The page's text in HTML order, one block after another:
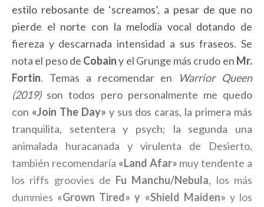
estilo rebosante de ‘screamos’, a pesar de que no
pierde el norte con la melodía vocal dotando de
fiereza y descarnada intensidad a sus fraseos. Se
nota el peso de Cobainy el Grunge más crudo en Mr.
Fortin. Temas a recomendar en
Warrior Queen
(2019) son todos pero personalmente me quedo
con «Join The Day» y sus dos caras, la primera más
tranquilita, setentera y psych; la segunda una
animalada huracanada y virulenta de Desierto,
también recomendaría «Land Afar» muy tendente a
los riffs groovies de Fu Manchu/Nebula, los más
dummies «Grown Tired» y «Shield Maiden» y los